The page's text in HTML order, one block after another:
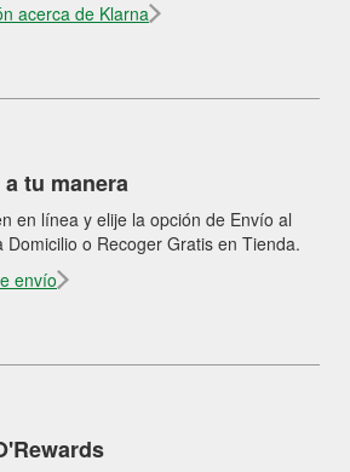
acerca de Klarna
tu manera
en línea y elije la opción de Envío al
Domicilio o Recoger Gratis en Tienda.
envío